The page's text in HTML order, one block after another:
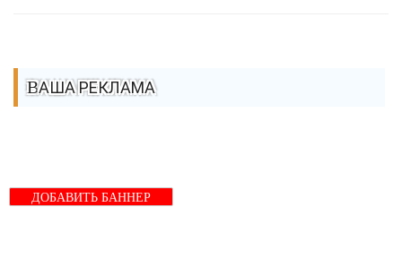
ВАША РЕКЛАМА
ДОБАВИТЬ БАННЕР